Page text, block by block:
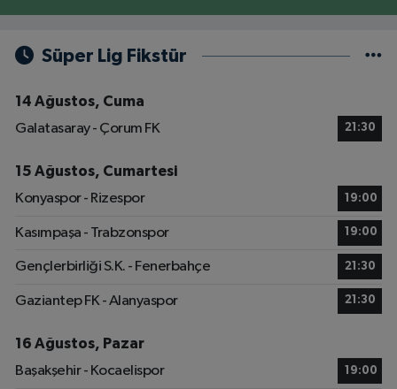
Süper Lig Fikstür
14 Ağustos, Cuma
Galatasaray - Çorum FK
21:30
15 Ağustos, Cumartesi
Konyaspor - Rizespor
19:00
Kasımpaşa - Trabzonspor 19:00
Gençlerbirliği S.K. - Fenerbahçe 21:30
Gaziantep FK - Alanyaspor 21:30
16 Ağustos, Pazar
Başakşehir - Kocaelispor
19:00